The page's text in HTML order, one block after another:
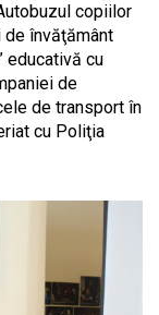
copiilor
de învăţământ
educativă cu
de
de transport în
cu Poliţia